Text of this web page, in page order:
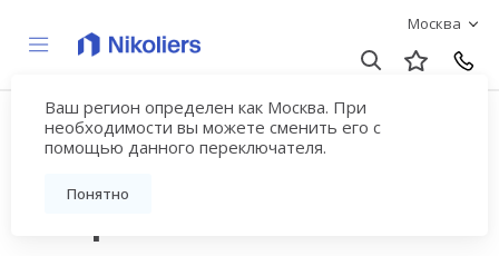
Москва
Ваш регион определен как Москва. При
необходимости вы можете сменить его с
помощью данного переключателя.
Понятно
Купить квартиру
новостройку у метро